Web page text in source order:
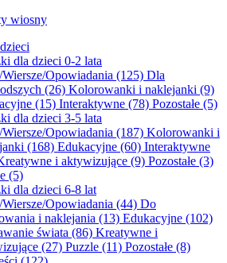
dla dzieci 0-2 lata
Opowiadania (125) Dla
(26) Kolorowanki i naklejanki (9)
(15) Interaktywne (78) Pozostałe (5)
dla dzieci 3-5 lata
Opowiadania (187) Kolorowanki i
(168) Edukacyjne (60) Interaktywne
i aktywizujące (9) Pozostałe (3)
(5)
dla dzieci 6-8 lat
Opowiadania (44) Do
i naklejania (13) Edukacyjne (102)
świata (86) Kreatywne i
(27) Puzzle (11) Pozostałe (8)